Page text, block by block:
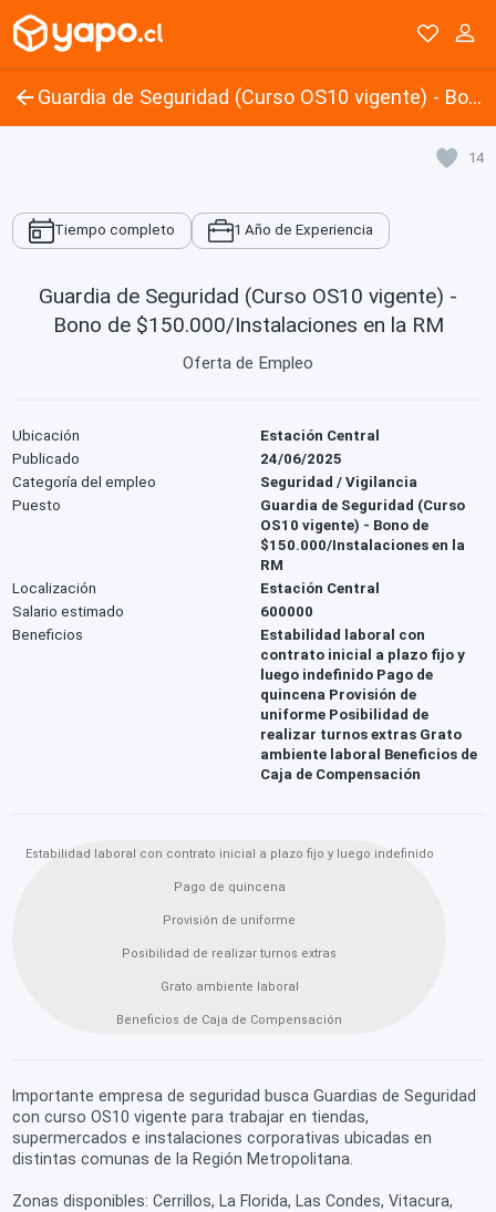
Guardia de Seguridad (Curso OS10 vigente) - Bono de $150.000/Instalaciones en la RM
14
Tiempo completo 1 Año de Experiencia
Guardia de Seguridad (Curso OS10 vigente) -
Bono de $150.000/Instalaciones en la RM
Oferta de Empleo
Ubicación
Estación Central
Publicado
24/06/2025
Categoría del empleo
Seguridad / Vigilancia
Puesto
Guardia de Seguridad (Curso
OS10 vigente) - Bono de
$150.000/Instalaciones en la
RM
Localización
Estación Central
Salario estimado
600000
Beneficios
Estabilidad laboral con
contrato inicial a plazo fijo y
luego indefinido Pago de
quincena Provisión de
uniforme Posibilidad de
realizar turnos extras Grato
ambiente laboral Beneficios de
Caja de Compensación
Estabilidad laboral con contrato inicial a plazo fijo y luego indefinido
Pago de quincena
Provisión de uniforme
Posibilidad de realizar turnos extras
Grato ambiente laboral
Beneficios de Caja de Compensación
Importante empresa de seguridad busca Guardias de Seguridad
con curso OS10 vigente para trabajar en tiendas,
supermercados e instalaciones corporativas ubicadas en
distintas comunas de la Región Metropolitana.
Zonas disponibles: Cerrillos, La Florida, Las Condes, Vitacura,